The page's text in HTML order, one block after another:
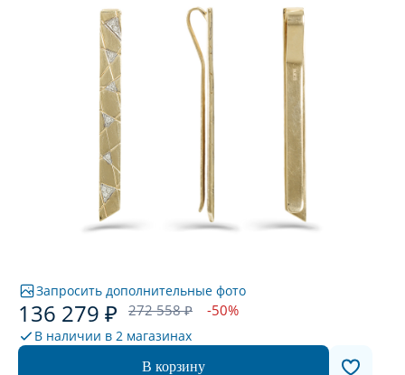
Запросить дополнительные фото
136 279 ₽ 272 558 ₽ -50%
В наличии в 2 магазинах
В корзину